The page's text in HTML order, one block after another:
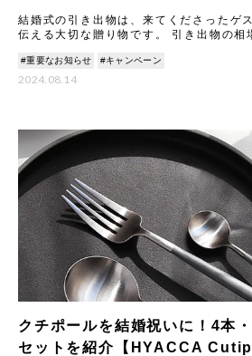
結婚式の引き出物は、来てくださったゲ
伝える大切な贈り物です。 引き出物の相
物の
#重要なお知らせ #キャンペーン
2024.08.14
クチポールを結婚祝いに！4本
セットを紹介【HYACCA